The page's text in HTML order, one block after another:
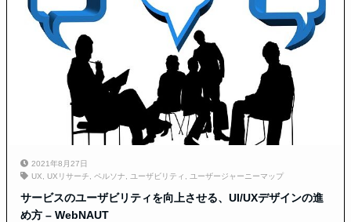
2021年8月27日
UX
UXリサーチ ペルソナ ユーザビリティ ユーザージャーニーマップ
サービスのユーザビリティを向上させる、UI/UXデザインの進
め方 – WebNAUT